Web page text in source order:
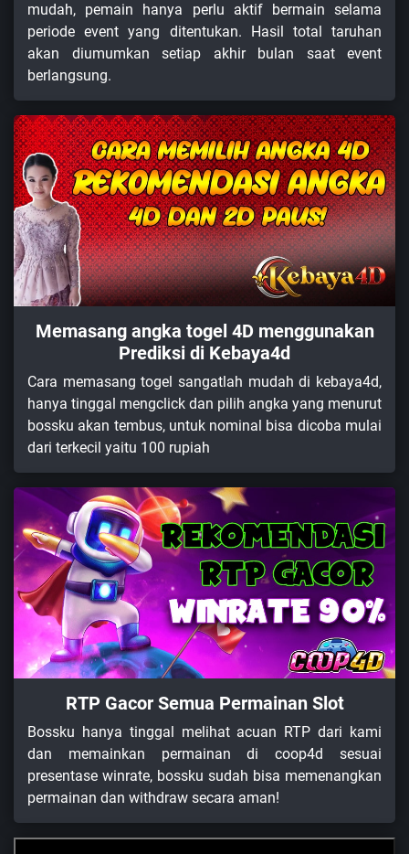
mudah, pemain hanya perlu aktif bermain selama
periode event yang ditentukan. Hasil total taruhan
akan diumumkan setiap akhir bulan saat event
berlangsung.
Memasang angka togel 4D menggunakan
Prediksi di Kebaya4d
Cara memasang togel sangatlah mudah di kebaya4d,
hanya tinggal mengclick dan pilih angka yang menurut
bossku akan tembus, untuk nominal bisa dicoba mulai
dari terkecil yaitu 100 rupiah
RTP Gacor Semua Permainan Slot
Bossku hanya tinggal melihat acuan RTP dari kami
dan memainkan permainan di coop4d sesuai
presentase winrate, bossku sudah bisa memenangkan
permainan dan withdraw secara aman!